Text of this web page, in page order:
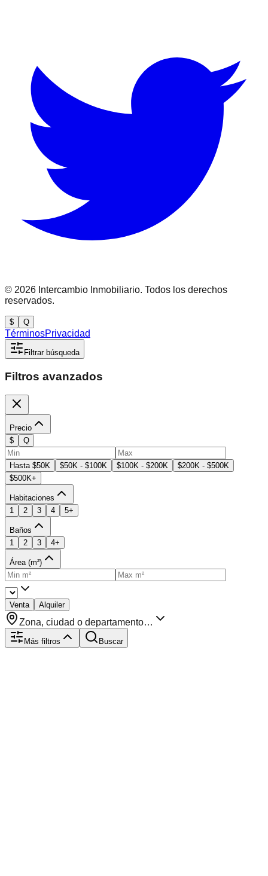
© 2026 Intercambio Inmobiliario. Todos los derechos
reservados.
$ Q
TérminosPrivacidad
Filtrar búsqueda
Filtros avanzados
Precio
$
Q
Hasta $50K $50K - $100K $100K - $200K
$200K - $500K
$500K+
Habitaciones
1
2 3 4 5+
Baños
1
2 3 4+
Área (m²)
Venta Alquiler
Zona, ciudad o departamento…
Más filtros Buscar